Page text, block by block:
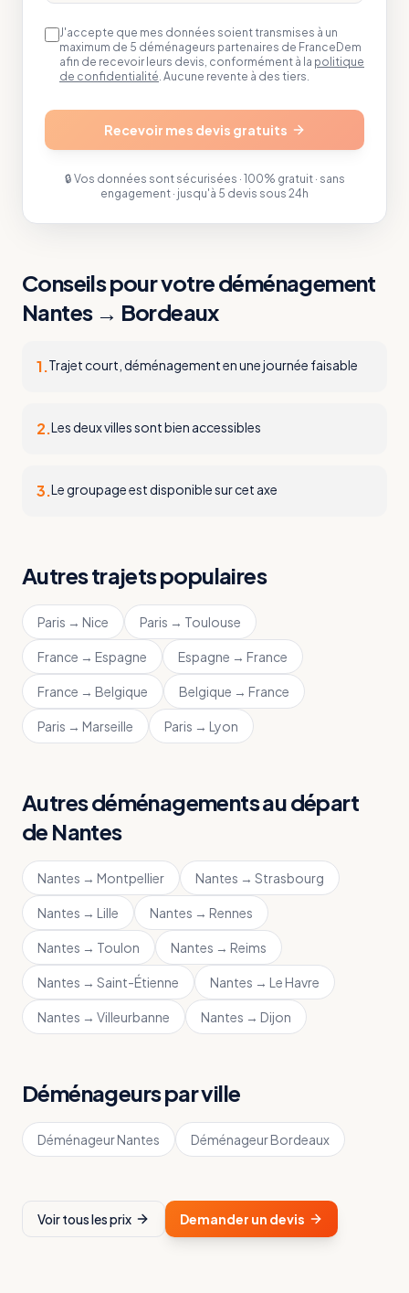
J'accepte que mes données soient transmises à un
maximum de 5 déménageurs partenaires de FranceDem
afin de recevoir leurs devis, conformément à la politique
de confidentialité. Aucune revente à des tiers.
Recevoir mes devis gratuits
🔒 Vos données sont sécurisées · 100% gratuit · sans
engagement · jusqu'à 5 devis sous 24h
Conseils pour votre déménagement
Nantes→ Bordeaux
1.Trajet court, déménagement en une journée faisable
2.Les deux villes sont bien accessibles
3.Le groupage est disponible sur cet axe
Autres trajets populaires
Paris → Nice Paris → Toulouse
France → Espagne Espagne → France
France → Belgique Belgique → France
Paris → Marseille Paris → Lyon
Autres déménagements au départ
de Nantes
Nantes → Montpellier Nantes → Strasbourg
Nantes → Lille Nantes → Rennes
Nantes → Toulon Nantes → Reims
Nantes → Saint-Étienne Nantes → Le Havre
Nantes → Villeurbanne Nantes → Dijon
Déménageurs par ville
DéménageurNantes DéménageurBordeaux
Voir tous les prix Demander un devis